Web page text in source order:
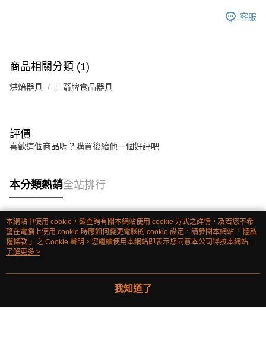
客服
商品相關分類 (1)
烘焙器具 三箭牌食品器具
評價
喜歡這個商品嗎？購買後給他一個好評吧
本分類熱銷全站排行
熱門標籤
本網站中使用 cookie，欲查詢有關本網站使用 cookie 方式之詳情，及若您不希
望在電腦上使用 cookie 時應如何變更電腦的 cookie 設定，請參閱本網站「 隱私
權條款 」之 Cookie 聲明。您繼續使用本網站即表示您同意本公司得按本網站使
用條款之 Cookie 聲明使用 cookie。
了解更多 >
我知道了